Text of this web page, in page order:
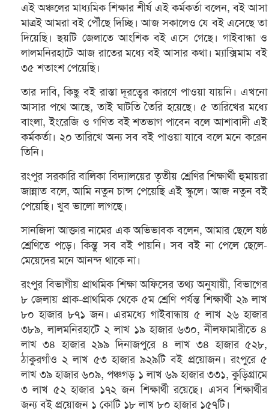
এই অঞ্চলের মাধ্যমিক শিক্ষার শীর্ষ এই কর্মকর্তা বলেন, বই আসা
মাত্রই আমরা বই পৌঁছে দিচ্ছি। আজ সকালেও যে বই এসেছে তা
দিয়েছি। ছয়টি জেলাতে আংশিক বই এসে গেছে। গাইবান্ধা ও
লালমনিরহাটে আজ রাতের মধ্যে বই আসার কথা। ম্যাক্সিমাম বই
৩৫ শতাংশ পেয়েছি।
তার দাবি, কিছু বই রাস্তা দূরত্বের কারণে পাওয়া যায়নি। এখনো
আসার পথে আছে, তাই ঘাটতি তৈরি হয়েছে। ৫ তারিখের মধ্যে
বাংলা, ইংরেজি ও গণিত বই শতভাগ পাবেন বলে আশাবাদী এই
কর্মকর্তা। ২০ তারিখে অন্য সব বই পাওয়া যাবে বলে মনে করেন
তিনি।
রংপুর সরকারি বালিকা বিদ্যালয়ের তৃতীয় শ্রেণির শিক্ষার্থী হুমায়রা
জান্নাত বলে, আমি নতুন চান্স পেয়েছি এই স্কুলে। আজ নতুন বই
পেয়েছি। খুব ভালো লাগছে।
সানজিদা আক্তার নামের এক অভিভাবক বলেন, আমার ছেলে ষষ্ঠ
শ্রেণিতে পড়ে। কিন্তু সব বই পায়নি। সব বই না পেলে ছেলে-
মেয়েদের মনে আনন্দ থাকে না।
রংপুর বিভাগীয় প্রাথমিক শিক্ষা অফিসের তথ্য অনুযায়ী, বিভাগের
৮ জেলায় প্রাক-প্রাথমিক থেকে ৫ম শ্রেণি পর্যন্ত শিক্ষার্থী ২৯ লাখ
৮০ হাজার ৮৭১ জন। এরমধ্যে গাইবান্ধায় ৫ লাখ ২৬ হাজার
৩৮৯, লালমনিরহাটে ২ লাখ ১৯ হাজার ৬৩০, নীলফামারীতে ৪
লাখ ৩৪ হাজার ২৯৯ দিনাজপুরে ৪ লাখ ৩৪ হাজার ৫২৮,
ঠাকুরগাঁও ২ লাখ ৫৩ হাজার ৯২৯টি বই প্রয়োজন। রংপুরে ৫
লাখ ৩৯ হাজার ৬০৯, পঞ্চগড় ১ লাখ ৬৯ হাজার ৩৩১, কুড়িগ্রামে
৩ লাখ ৫২ হাজার ১৭২ জন শিক্ষার্থী রয়েছে। এসব শিক্ষার্থীর
জন্য বই প্রয়োজন ১ কোটি ১৮ লাখ ৮০ হাজার ১৫৭টি।